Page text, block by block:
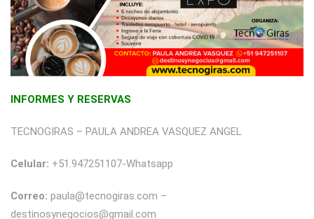
INFORMES Y RESERVAS
TECNOGIRAS – PAULA ANDREA VASQUEZ ANGEL
Celular: +51.947251107-Whatsapp
Correo: paula@tecnogiras.com –
destinosynegocios@gmail.com